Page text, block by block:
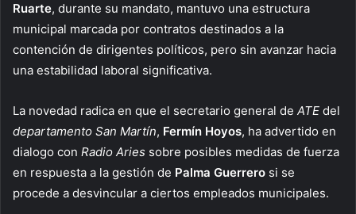
Ruarte, durante su mandato, mantuvo una estructura
municipal marcada por contratos destinados a la
contención de dirigentes políticos, pero sin avanzar hacia
una estabilidad laboral significativa.
La novedad radica en que el secretario general de ATE del
departamento San Martín, Fermín Hoyos, ha advertido en
dialogo con Radio Aries sobre posibles medidas de fuerza
en respuesta a la gestión de Palma Guerrero si se
procede a desvincular a ciertos empleados municipales.